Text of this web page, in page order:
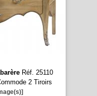
Réf. 25110
2 Tiroirs